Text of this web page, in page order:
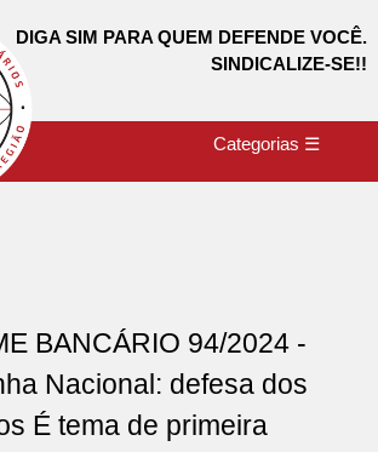
DIGA SIM PARA QUEM DEFENDE VOCÊ.
SINDICALIZE-SE!!
Categorias ☰
BANCÁRIO 94/2024 -
Nacional: defesa dos
É tema de primeira